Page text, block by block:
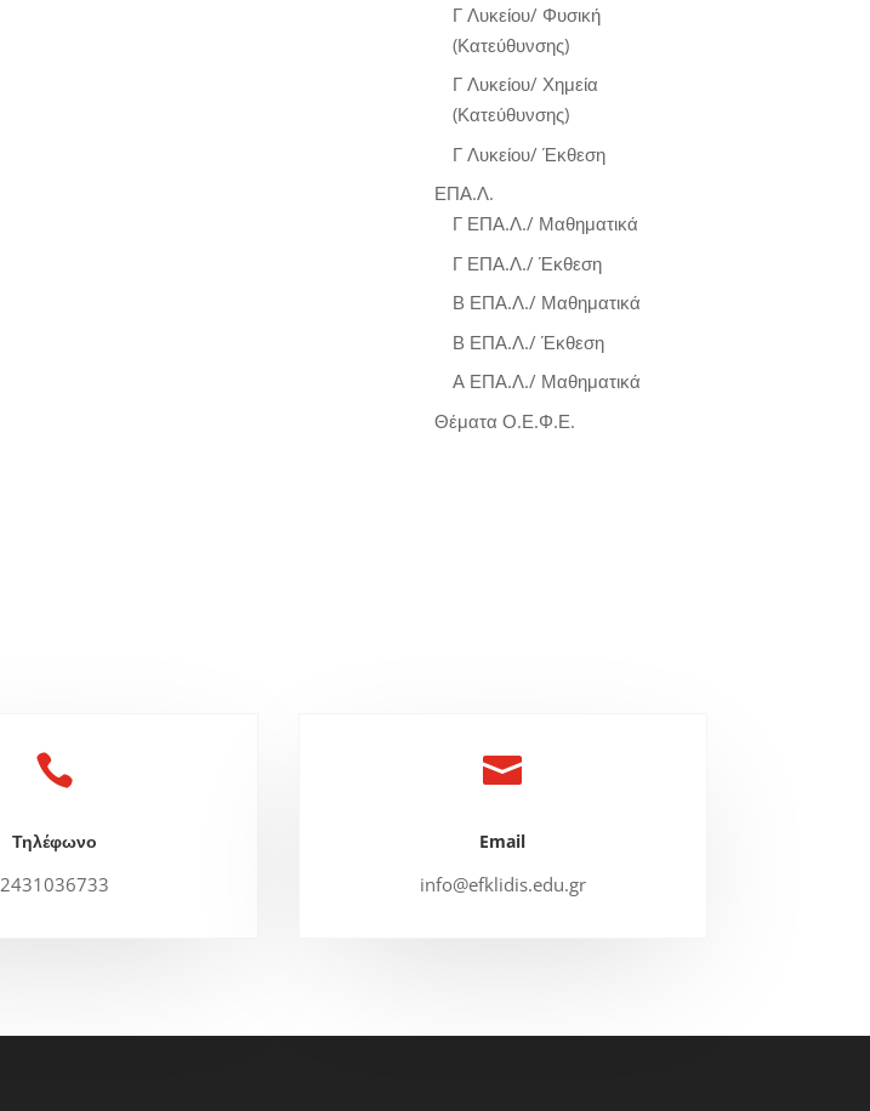
Γ Λυκείου/ Φυσική
(Κατεύθυνσης)
Γ Λυκείου/ Χημεία
(Κατεύθυνσης)
Γ Λυκείου/ Έκθεση
ΕΠΑ.Λ.
Γ ΕΠΑ.Λ./ Μαθηματικά
Γ ΕΠΑ.Λ./ Έκθεση
Β ΕΠΑ.Λ./ Μαθηματικά
Β ΕΠΑ.Λ./ Έκθεση
Α ΕΠΑ.Λ./ Μαθηματικά
Θέματα Ο.Ε.Φ.Ε.

Τηλέφωνο
2431036733

Email
info@efklidis.edu.gr